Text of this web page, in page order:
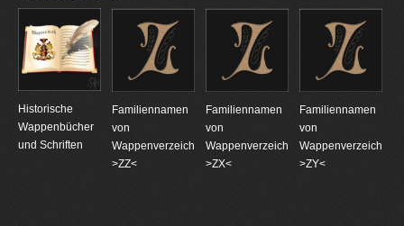
Historische
Wappenbücher
und Schriften
Familiennamen
von
Wappenverzeichnungen
>ZZ<
Familiennamen
von
Wappenverzeichnungen
>ZX<
Familiennamen
von
>ZY<